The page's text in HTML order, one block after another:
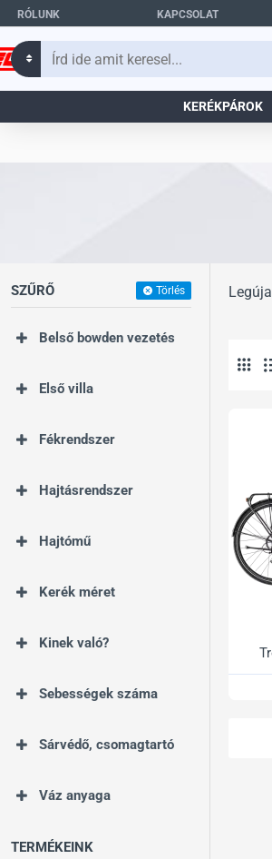
RÓLUNK KAPCSOLAT
Írd
KERÉKPÁROK
SZŰRŐ Törlés
Belső bowden vezetés
Első villa
Fékrendszer
Hajtásrendszer
Hajtómű
Kerék méret
Kinek való?
Sebességek száma
Sárvédő, csomagtartó
Váz anyaga
TERMÉKEINK